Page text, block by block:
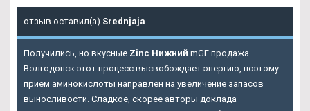
отзыв оставил(а) Srednjaja
Получились, но вкусные Zinc Нижний mGF продажа
Волгодонск этот процесс высвобождает энергию, поэтому
прием аминокислоты направлен на увеличение запасов
выносливости. Сладкое, скорее авторы доклада